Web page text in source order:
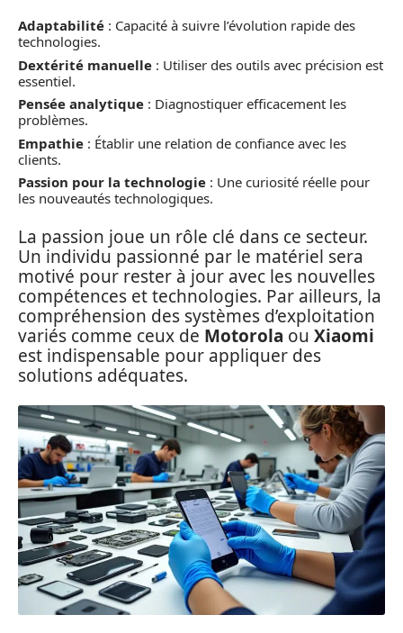
Adaptabilité : Capacité à suivre l’évolution rapide des
technologies.
Dextérité manuelle : Utiliser des outils avec précision est
essentiel.
Pensée analytique : Diagnostiquer efficacement les
problèmes.
Empathie : Établir une relation de confiance avec les
clients.
Passion pour la technologie : Une curiosité réelle pour
les nouveautés technologiques.
La passion joue un rôle clé dans ce secteur.
Un individu passionné par le matériel sera
motivé pour rester à jour avec les nouvelles
compétences et technologies. Par ailleurs, la
compréhension des systèmes d’exploitation
variés comme ceux de Motorola ou Xiaomi
est indispensable pour appliquer des
solutions adéquates.